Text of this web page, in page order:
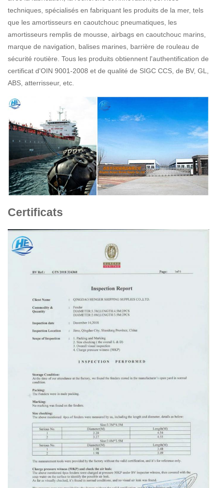
techniques, spécialisés en fabriquant les produits de la mer, tels
que les amortisseurs en caoutchouc pneumatiques, les
amortisseurs remplis de mousse, airbags en caoutchouc marins,
marque de navigation, balises marines, barrière de rouleau de
sécurité routière. Tous les produits obtiennent l'authentification de
certificat d'OIN 9001-2008 et de qualité de SIGC CCS, de BV, GL,
ABS, atterrisseur, etc.
Certificats